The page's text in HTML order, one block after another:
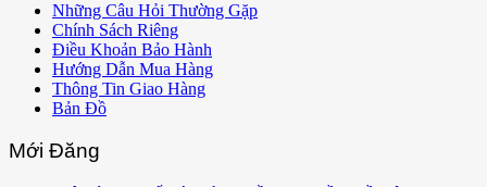
Những Câu Hỏi Thường Gặp
Chính Sách Riêng
Điều Khoản Bảo Hành
Hướng Dẫn Mua Hàng
Thông Tin Giao Hàng
Bản Đồ
Mới Đăng